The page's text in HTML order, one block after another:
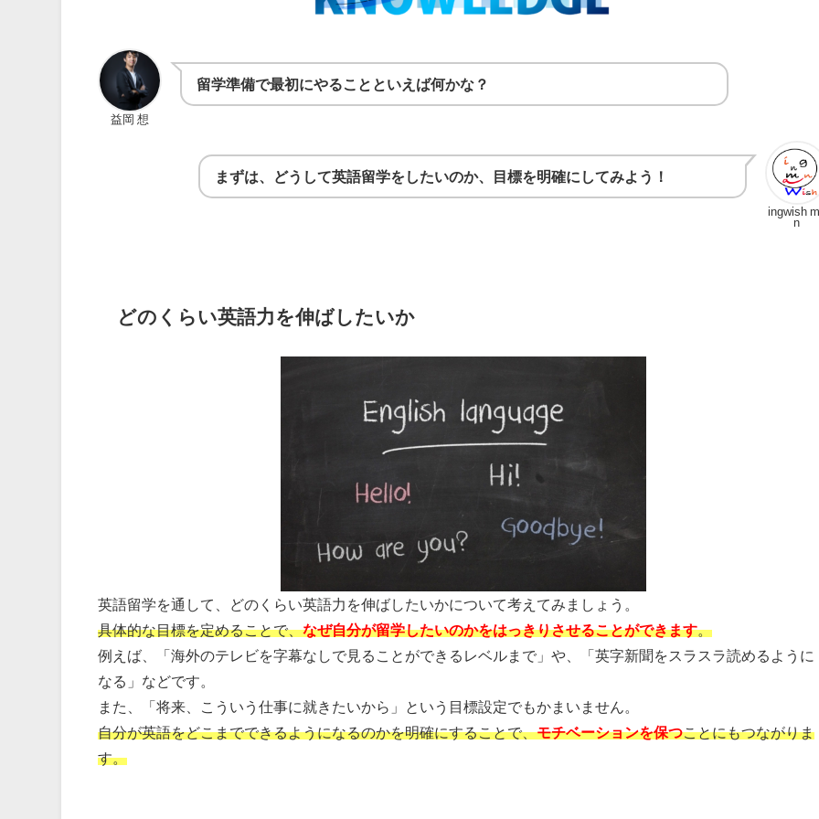
益岡 想
留学準備で最初にやることといえば何かな？
ingwish
n
まずは、どうして英語留学をしたいのか、目標を明確にしてみよう！
どのくらい英語力を伸ばしたいか
英語留学を通して、どのくらい英語力を伸ばしたいかについて考えてみましょう。
具体的な目標を定めることで、なぜ自分が留学したいのかをはっきりさせることができます。
例えば、「海外のテレビを字幕なしで見ることができるレベルまで」や、「英字新聞をスラスラ読めるように
なる」などです。
また、「将来、こういう仕事に就きたいから」という目標設定でもかまいません。
自分が英語をどこまでできるようになるのかを明確にすることで、モチベーションを保つことにもつながりま
す。